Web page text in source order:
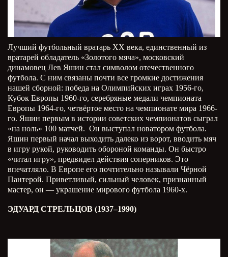
Лучший футбольный вратарь ХХ века, единственный из
вратарей обладатель «Золотого мяча», московский
динамовец Лев Яшин стал символом отечественного
футбола. С ним связаны почти все громкие достижения
нашей сборной: победа на Олимпийских играх 1956-го,
Кубок Европы 1960-го, серебряные медали чемпионата
Европы 1964-го, четвёртое место на чемпионате мира 1966-
го. Яшин первым в истории советских чемпионатов сыграл
«на ноль» 100 матчей. Он выступал новатором футбола.
Яшин первый начал выходить далеко из ворот, вводить мяч
в игру рукой, руководить обороной команды. Он быстро
«читал игру», предвидел действия соперников. Это
впечатляло. В Европе его почтительно называли Чёрной
Пантерой. Приветливый, сильный человек, признанный
мастер, он — украшение мирового футбола 1960-х.
ЭДУАРД СТРЕЛЬЦОВ (1937–1990)